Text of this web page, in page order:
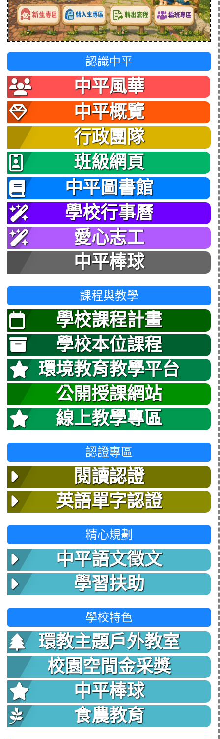
認識中平
中平風華
中平概覽
行政團隊
班級網頁
中平圖書館
學校行事曆
愛心志工
中平棒球
課程與教學
學校課程計畫
學校本位課程
環境教育教學平台
公開授課網站
線上教學專區
認證專區
閱讀認證
英語單字認證
精心規劃
中平語文徵文
學習扶助
學校特色
環教主題戶外教室
校園空間金采獎
中平棒球
食農教育